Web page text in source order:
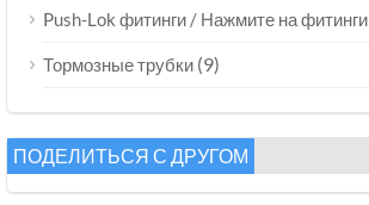
Push-Lok фитинги / Нажмите на фитинги
Тормозные трубки (9)
ПОДЕЛИТЬСЯ С ДРУГОМ